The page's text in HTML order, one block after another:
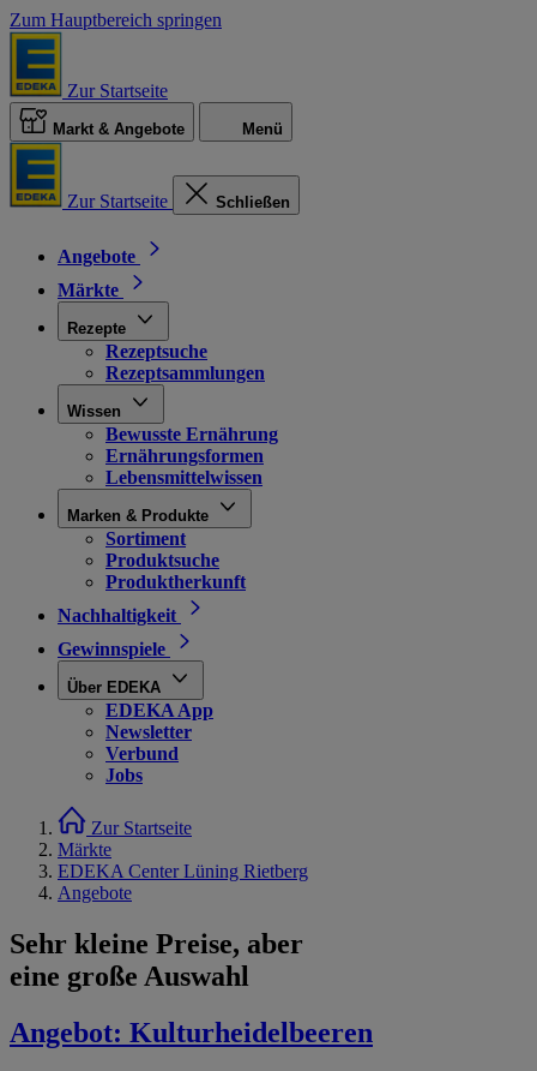
Zum Hauptbereich springen
Zur Startseite
Markt & Angebote Menü
Zur Startseite Schließen
Angebote
Märkte
Rezepte
Rezeptsuche
Rezeptsammlungen
Wissen
Bewusste Ernährung
Ernährungsformen
Lebensmittelwissen
Marken & Produkte
Sortiment
Produktsuche
Produktherkunft
Nachhaltigkeit
Gewinnspiele
Über EDEKA
EDEKA App
Newsletter
Verbund
Jobs
Zur Startseite
Märkte
EDEKA Center Lüning Rietberg
Angebote
Sehr kleine Preise, aber
eine große Auswahl
Angebot: Kulturheidelbeeren